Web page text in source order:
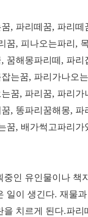
, 파리떼꿈, 파리
꿈, 피나오는파리,
꿈해몽파리떼, 파
는꿈, 파리가나오
꿈, 파리꿈, 파리
, 똥파리꿈해몽,
꿈, 배가썩고파리
중인 유인물이나 책
일이 생긴다. 재물
을 치르게 된다.파